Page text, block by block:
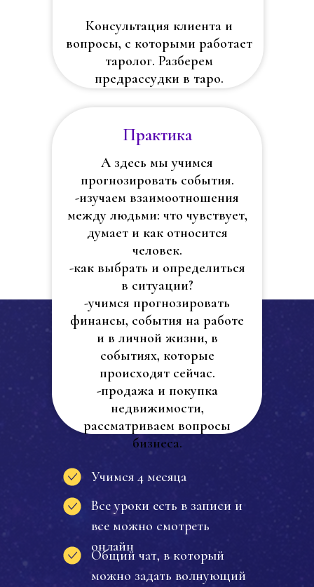
Практика
А здесь мы учимся
прогнозировать события.
-изучаем взаимоотношения
между людьми: что чувствует,
думает и как относится
человек.
-как выбрать и определиться
в ситуации?
-учимся прогнозировать
финансы, события на работе
и в личной жизни, в
событиях, которые
происходят сейчас.
-продажа и покупка
недвижимости,
рассматриваем вопросы
бизнеса.
Консультация клиента и
вопросы, с которыми работает
таролог. Разберем
предрассудки в таро.
Учимся 4 месяца
Все уроки есть в записи и
все можно смотреть
онлайн
Общий чат, в который
можно задать волнующий